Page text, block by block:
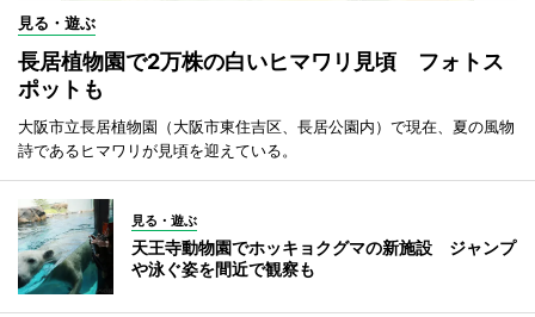
見る・遊ぶ
長居植物園で2万株の白いヒマワリ見頃 フォトス
ポットも
大阪市立長居植物園（大阪市東住吉区、長居公園内）で現在、夏の風物
詩であるヒマワリが見頃を迎えている。
見る・遊ぶ
天王寺動物園でホッキョクグマの新施設 ジャンプ
や泳ぐ姿を間近で観察も